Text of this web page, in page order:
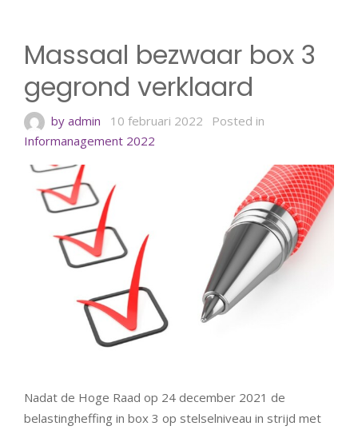
Massaal bezwaar box 3
gegrond verklaard
by admin 10 februari 2022
Posted in
Informanagement 2022
Nadat de Hoge Raad op 24 december 2021 de
belastingheffing in box 3 op stelselniveau in strijd met